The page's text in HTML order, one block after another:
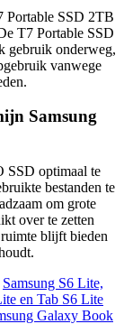
Portable SSD 2TB
T7 Portable SSD
gebruik onderweg,
vanwege
Samsung
SSD optimaal te
bestanden te
om grote
over te zetten
blijft bieden
Samsung S6 Lite,
en Tab S6 Lite
Galaxy Book